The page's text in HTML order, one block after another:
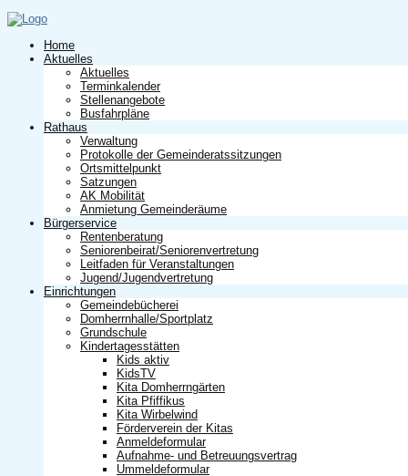
Home
Aktuelles
Aktuelles
Terminkalender
Stellenangebote
Busfahrpläne
Rathaus
Verwaltung
Protokolle der Gemeinderatssitzungen
Ortsmittelpunkt
Satzungen
AK Mobilität
Anmietung Gemeinderäume
Bürgerservice
Rentenberatung
Seniorenbeirat/Seniorenvertretung
Leitfaden für Veranstaltungen
Jugend/Jugendvertretung
Einrichtungen
Gemeindebücherei
Domherrnhalle/Sportplatz
Grundschule
Kindertagesstätten
Kids aktiv
KidsTV
Kita Domherrngärten
Kita Pfiffikus
Kita Wirbelwind
Förderverein der Kitas
Anmeldeformular
Aufnahme- und Betreuungsvertrag
Ummeldeformular